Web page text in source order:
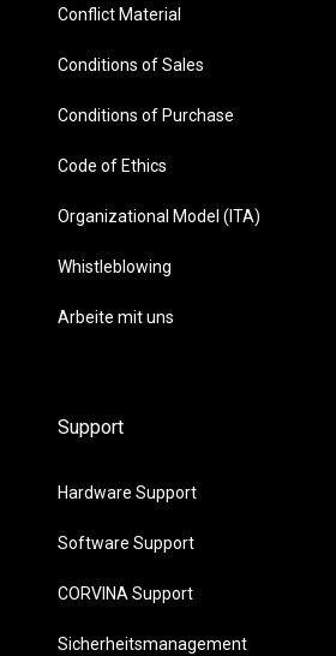
Conflict Material
Conditions of Sales
Conditions of Purchase
Code of Ethics
Organizational Model (ITA)
Whistleblowing
Arbeite mit uns
Support
Hardware Support
Software Support
CORVINA Support
Sicherheitsmanagement